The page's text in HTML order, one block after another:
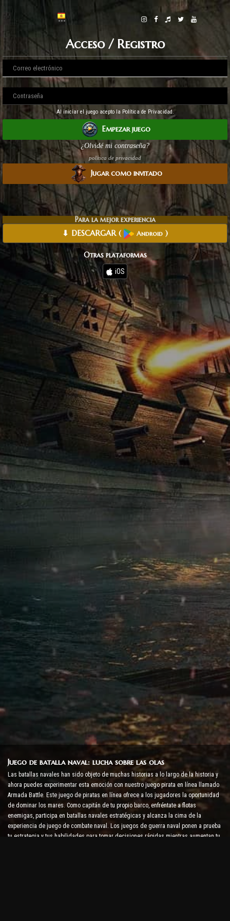
Acceso / Registro
Al iniciar el juego acepto la Política de Privacidad.
Empezar juego
¿Olvidé mi contraseña?
política de privacidad
Jugar como invitado
Para la mejor experiencia
⬇ DESCARGAR( Android )
Otras plataformas
iOS
Juego de batalla naval: lucha sobre las olas
Las batallas navales han sido objeto de muchas historias a lo largo de la historia y
ahora puedes experimentar esta emoción con nuestro juego pirata en línea llamado
Armada Battle. Este juego de piratas en línea ofrece a los jugadores la oportunidad
de dominar los mares. Como capitán de tu propio barco, enfréntate a flotas
enemigas, participa en batallas navales estratégicas y alcanza la cima de la
experiencia de juego de combate naval. Los juegos de guerra naval ponen a prueba
tu estrategia y tus habilidades para tomar decisiones rápidas mientras aumentan tu